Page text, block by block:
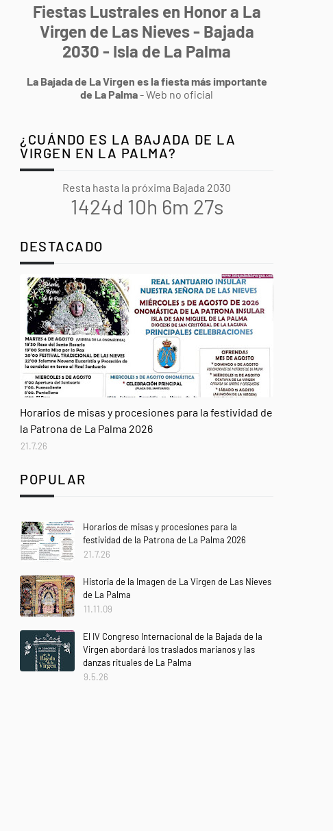
Fiestas Lustrales en Honor a La
Virgen de Las Nieves - Bajada
2030 - Isla de La Palma
La Bajada de La Virgen es la fiesta más importante
de La Palma- Web no oficial
¿CUÁNDO ES LA BAJADA DE LA
VIRGEN EN LA PALMA?
Resta hasta la próxima Bajada 2030
1424d 10h 6m 26s
DESTACADO
Horarios de misas y procesiones para la festividad de
la Patrona de La Palma 2026
21.7.26
POPULAR
Horarios de misas y procesiones para la
festividad de la Patrona de La Palma 2026
21.7.26
Historia de la Imagen de La Virgen de Las Nieves
de La Palma
11.11.09
El IV Congreso Internacional de la Bajada de la
Virgen abordará los traslados marianos y las
danzas rituales de La Palma
9.5.26